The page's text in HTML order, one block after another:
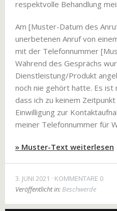
respektvolle Behandlung
Am [Muster-Datum des
unerbetenen Anruf von
mit der Telefonnummer
Während des Gesprächs
Dienstleistung/Produkt
noch nie gehört hatte. Es ist
dass ich zu keinem
Einwilligung zur
meiner Telefonnummer für
» Muster-Text weiterlesen
3. JUNI 2021
KOMMENTARE 0
Veröffentlicht in:Beschwerde